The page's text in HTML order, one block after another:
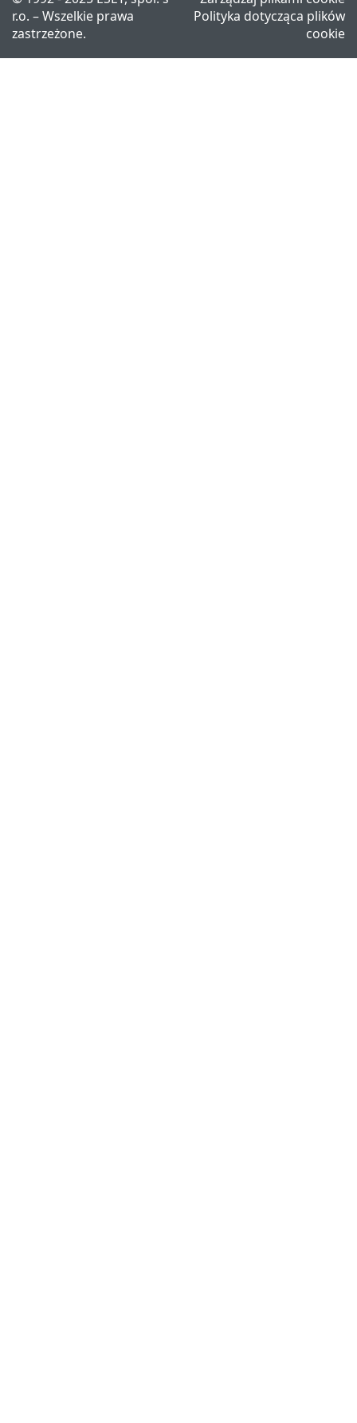
r.o. – Wszelkie prawa
zastrzeżone.
Polityka dotycząca plików
cookie